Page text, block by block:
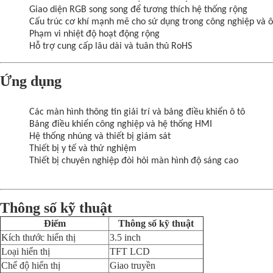
Giao diện RGB song song để tương thích hệ thống rộng
Cấu trúc cơ khí mạnh mẽ cho sử dụng trong công nghiệp và
Phạm vi nhiệt độ hoạt động rộng
Hỗ trợ cung cấp lâu dài và tuân thủ RoHS
Ứng dụng
Các màn hình thông tin giải trí và bảng điều khiển ô tô
Bảng điều khiển công nghiệp và hệ thống HMI
Hệ thống nhúng và thiết bị giám sát
Thiết bị y tế và thử nghiệm
Thiết bị chuyên nghiệp đòi hỏi màn hình độ sáng cao
Thông số kỹ thuật
Điểm
Thông số kỹ thuật
Kích thước hiển thị
3.5 inch
Loại hiển thị
TFT LCD
Chế độ hiển thị
Giao truyền